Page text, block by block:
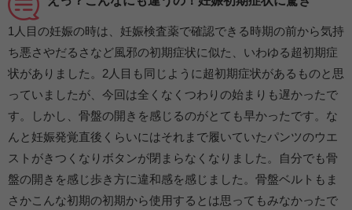
1人目の妊娠の時は、妊娠検査薬で確認できる時期の前から気持
ち悪さやだるさなど風邪の初期症状に似た、いわゆる超初期症
状がありました。2人目も同じように超初期症状があるものと思
っていましたが、今回は全くなくつわりの始まりも遅かったで
す。しかし、骨盤の開きを感じるのがとても早かったです。な
んと妊娠発覚直後くらいにはそれまで履いていたパンツのウエ
ストがきつくなりボタンが閉まらなくなりました。自分でも骨
盤の開きを感じ歩き方に違和感を感じました。骨盤ベルトもま
さかこんな初期の初期から使用するとは思ってもみなかったで